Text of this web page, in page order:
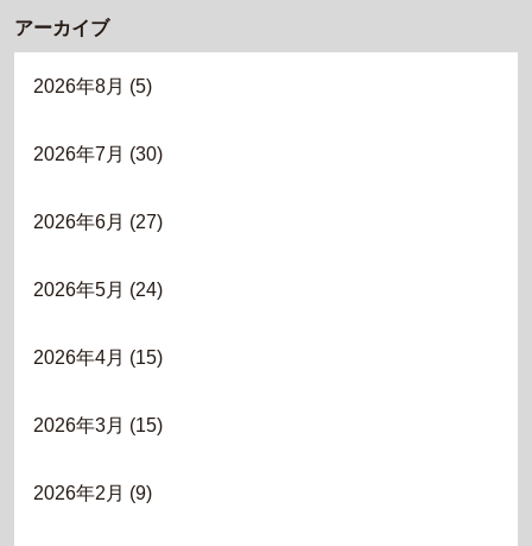
アーカイブ
2026年8月 (5)
2026年7月 (30)
2026年6月 (27)
2026年5月 (24)
2026年4月 (15)
2026年3月 (15)
2026年2月 (9)